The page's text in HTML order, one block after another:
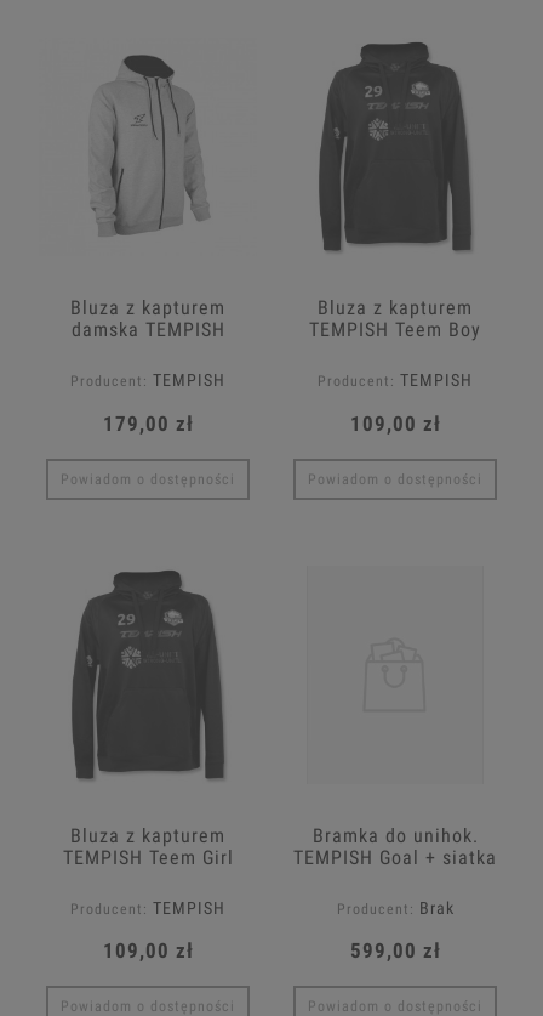
Bluza z kapturem
damska TEMPISH
Producent: TEMPISH
179,00 zł
Powiadom o dostępności
Bluza z kapturem
TEMPISH Teem Boy
Producent: TEMPISH
109,00 zł
Powiadom o dostępności
Bluza z kapturem
TEMPISH Teem Girl
Producent: TEMPISH
109,00 zł
Powiadom o dostępności
Bramka do unihok.
TEMPISH Goal + siatka
Producent: Brak
599,00 zł
Powiadom o dostępności